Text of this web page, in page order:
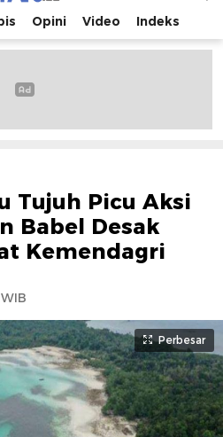
fakta bagi pembaca
Opini Video Indeks
Tujuh Picu Aksi
Babel Desak
Kemendagri
Perbesar